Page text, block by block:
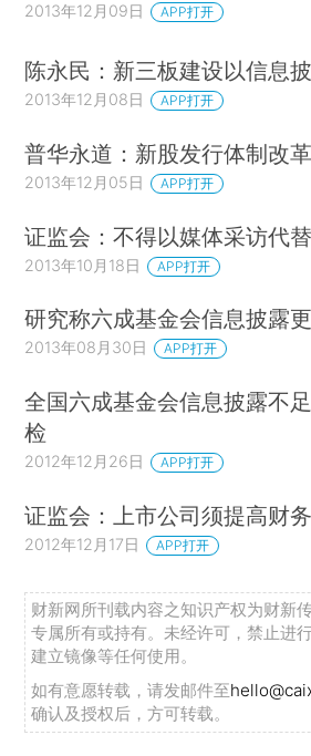
2013年12月09日 APP打开
陈永民：新三板建设以信息
2013年12月08日 APP打开
普华永道：新股发行体制改
2013年12月05日 APP打开
证监会：不得以媒体采访代
2013年10月18日 APP打开
研究称六成基金会信息披露
2013年08月30日 APP打开
全国六成基金会信息披露不
检
2012年12月26日 APP打开
证监会：上市公司须提高财
2012年12月17日 APP打开
财新网所刊载内容之知识产权为财新
专属所有或持有。未经许可，禁止进
建立镜像等任何使用。
如有意愿转载，请发邮件至
确认及授权后，方可转载。